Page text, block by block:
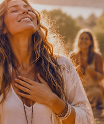
Circles,
& mehr
live & online,
Events & Boni.